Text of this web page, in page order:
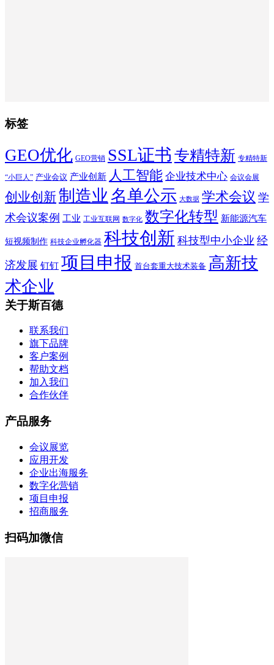
标签
GEO优化 GEO营销 SSL证书 专精特新 专精特新
“小巨人” 产业会议 产业创新 人工智能 企业技术中心 会议会展
创业创新制造业 名单公示 大数据 学术会议 学
术会议案例 工业 工业互联网 数字化 数字化转型 新能源汽车
短视频制作 科技企业孵化器 科技创新 科技型中小企业 经
济发展 钉钉 项目申报 首台套重大技术装备 高新技
术企业
关于斯百德
联系我们
旗下品牌
客户案例
帮助文档
加入我们
合作伙伴
产品服务
会议展览
应用开发
企业出海服务
数字化营销
项目申报
招商服务
扫码加微信